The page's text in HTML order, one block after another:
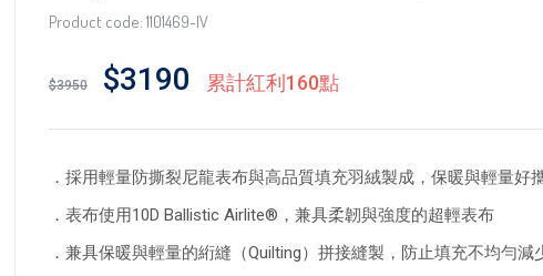
Product code: 1101469-IV
$3950 $3190 累計紅利160點
．採用輕量防撕裂尼龍表布與高品質填充羽絨製成，保暖與輕量好
．表布使用10D Ballistic Airlite®，兼具柔韌與強度的超輕表布
．兼具保暖與輕量的絎縫（Quilting）拼接縫製，防止填充不均勻減